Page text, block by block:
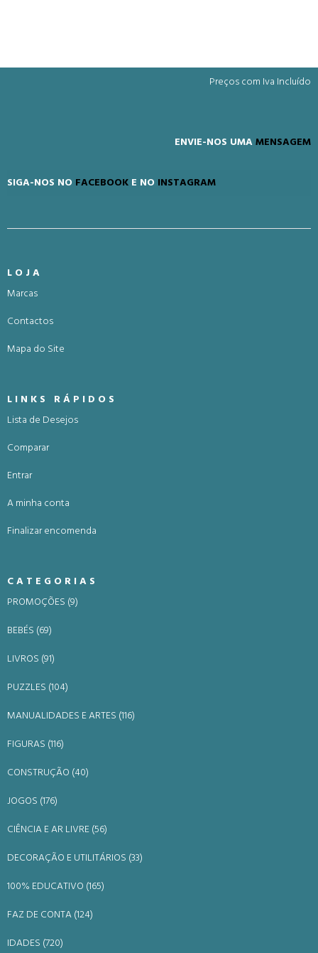
Preços com Iva Incluído
ENVIE-NOS UMAMENSAGEM
SIGA-NOS NO FACEBOOK E NO INSTAGRAM
LOJA
Marcas
Contactos
Mapa do Site
LINKS RÁPIDOS
Lista de Desejos
Comparar
Entrar
A minha conta
Finalizar encomenda
CATEGORIAS
PROMOÇÕES (9)
BEBÉS (69)
LIVROS (91)
PUZZLES (104)
MANUALIDADES E ARTES (116)
FIGURAS (116)
CONSTRUÇÃO (40)
JOGOS (176)
CIÊNCIA E AR LIVRE (56)
DECORAÇÃO E UTILITÁRIOS (33)
100% EDUCATIVO (165)
FAZ DE CONTA (124)
IDADES (720)